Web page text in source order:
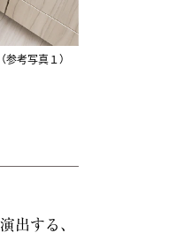
（参考写真１）
出する、